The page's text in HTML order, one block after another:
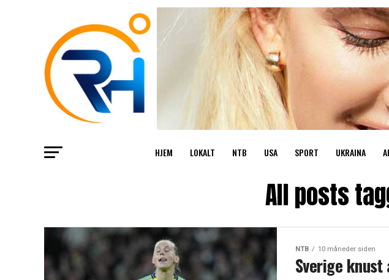
HJEM LOKALT NTB USA SPORT UKRAINA
All posts
NTB 10 måneder siden
Sverige knust